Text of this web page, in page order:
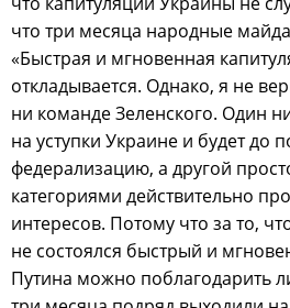
что три месяца народные
«Быстрая и мгновенная
откладывается. Однако, я не
ни команде Зеленского. Один
на уступки Украине и будет до
федерализацию, а другой
категориями действительно
интересов. Потому что за то,
не состоялся быстрый и
Путина можно поблагодарить